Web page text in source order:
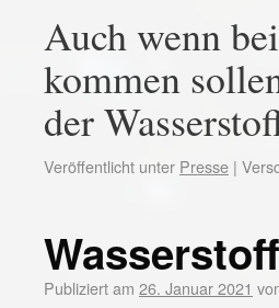
Auch wenn
kommen
der
Veröffentlicht unter Presse |
Publiziert am 26. Januar 2021